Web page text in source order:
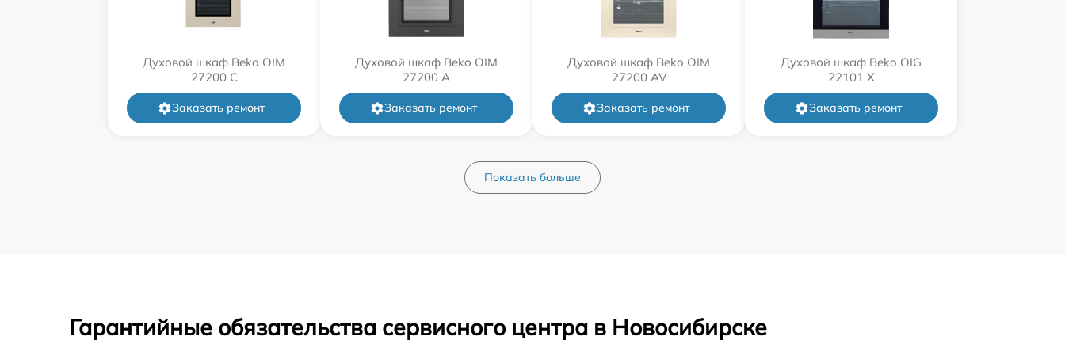
Духовой шкаф Beko OIM
27200 C
Заказать ремонт
Духовой шкаф Beko OIM
27200 A
Заказать ремонт
Духовой шкаф Beko OIM
27200 AV
Заказать ремонт
Духовой шкаф Beko OIG
22101 X
Заказать ремонт
Показать больше
Гарантийные обязательства сервисного центра в Новосибирске